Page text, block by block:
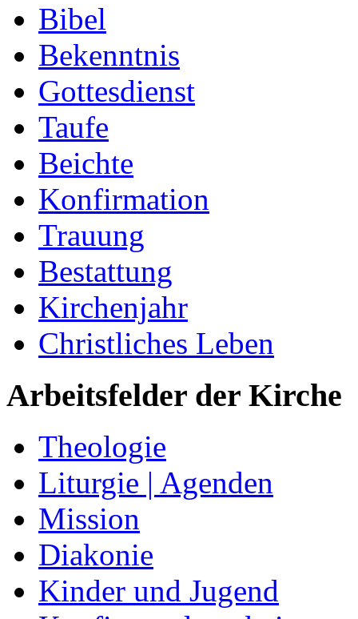
Bibel
Bekenntnis
Gottesdienst
Taufe
Beichte
Konfirmation
Trauung
Bestattung
Kirchenjahr
Christliches Leben
Arbeitsfelder der Kirche
Theologie
Liturgie | Agenden
Mission
Diakonie
Kinder und Jugend